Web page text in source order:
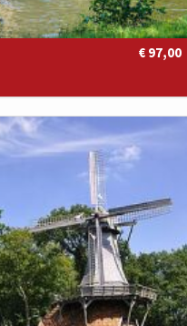
€ 97,00